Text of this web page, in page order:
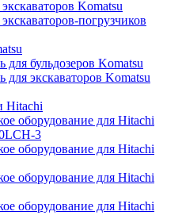
Komatsu
погрузчиков
для бульдозеров Komatsu
для экскаваторов Komatsu
Hitachi
оборудование для Hitachi
3
оборудование для Hitachi
оборудование для Hitachi
оборудование для Hitachi